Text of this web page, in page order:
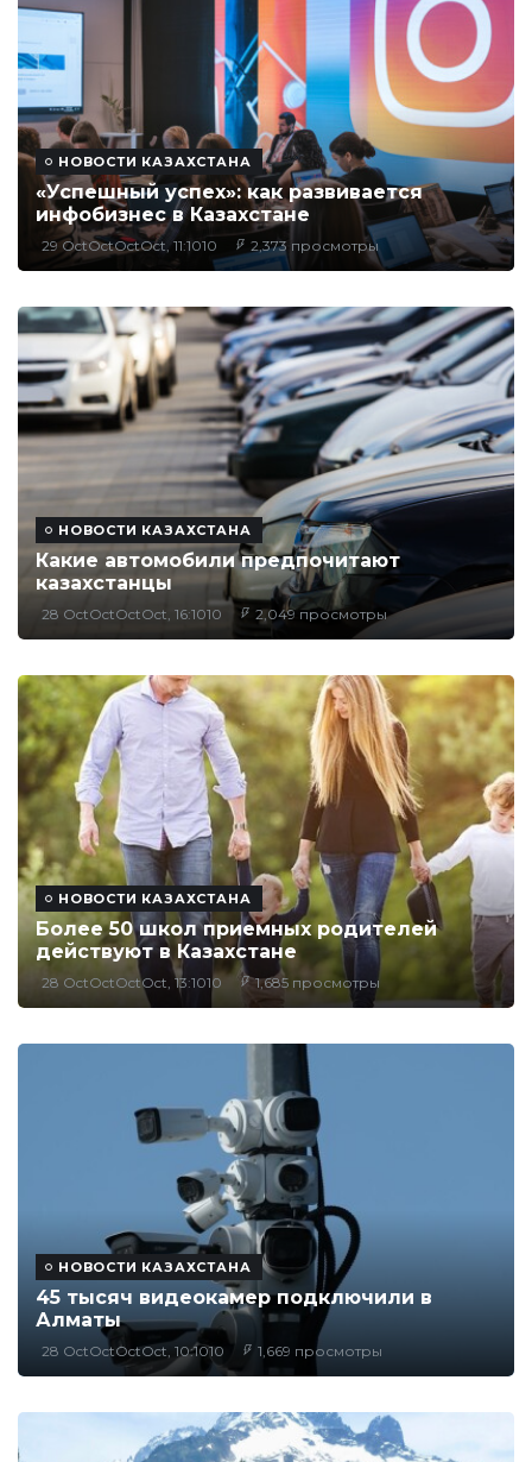
НОВОСТИ КАЗАХСТАНА
«Успешный успех»: как развивается
инфобизнес в Казахстане
29 OctOctOctOct, 11:1010 2,373 просмотры
НОВОСТИ КАЗАХСТАНА
Какие автомобили предпочитают
казахстанцы
28 OctOctOctOct, 16:1010 2,049 просмотры
НОВОСТИ КАЗАХСТАНА
Более 50 школ приемных родителей
действуют в Казахстане
28 OctOctOctOct, 13:1010 1,685 просмотры
НОВОСТИ КАЗАХСТАНА
45 тысяч видеокамер подключили в
Алматы
28 OctOctOctOct, 10:1010 1,669 просмотры